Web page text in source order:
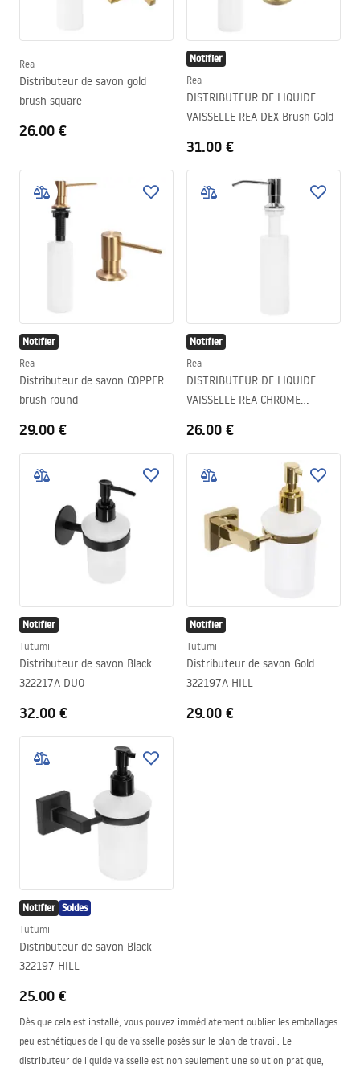
Rea
Distributeur de savon gold
brush square
26.00 €
Notifier
Rea
DISTRIBUTEUR DE LIQUIDE
VAISSELLE REA DEX Brush Gold
31.00 €
Notifier
Rea
Distributeur de savon COPPER
brush round
29.00 €
Notifier
Rea
DISTRIBUTEUR DE LIQUIDE
VAISSELLE REA CHROME
26.00 €
Notifier
Tutumi
Distributeur de savon Black
322217A DUO
32.00 €
Notifier
Tutumi
Distributeur de savon Gold
322197A HILL
29.00 €
Notifier Soldes
Tutumi
Distributeur de savon Black
322197 HILL
25.00 €
Dès que cela est installé, vous pouvez immédiatement oublier les emballages
peu esthétiques de liquide vaisselle posés sur le plan de travail. Le
distributeur de liquide vaisselle est non seulement une solution pratique,